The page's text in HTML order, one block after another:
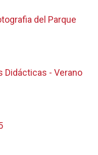
del Parque
Didácticas - Verano